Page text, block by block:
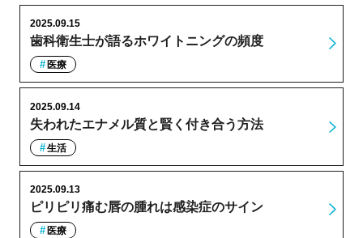
歯科衛生士が語るホワイトニングの頻度
2025.09.15
医療
失われたエナメル質と賢く付き合う方法
2025.09.14
生活
ピリピリ痛む唇の腫れは感染症のサイン
2025.09.13
医療